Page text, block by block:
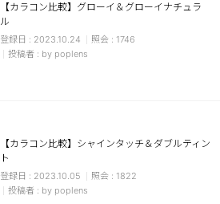
【カラコン比較】グローイ＆グローイナチュラ
ル
2023.10.24
1746
by poplens
【カラコン比較】シャインタッチ＆ダブルティン
ト
2023.10.05
1822
by poplens